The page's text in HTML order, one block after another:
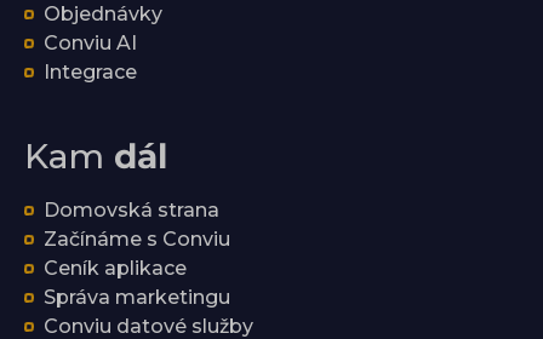
Objednávky
Conviu AI
Integrace
Kam dál
Domovská strana
Začínáme s Conviu
Ceník aplikace
Správa marketingu
Conviu datové služby